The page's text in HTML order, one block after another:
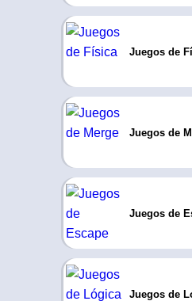
Juegos de
Juegos de
Juegos de
Juegos de